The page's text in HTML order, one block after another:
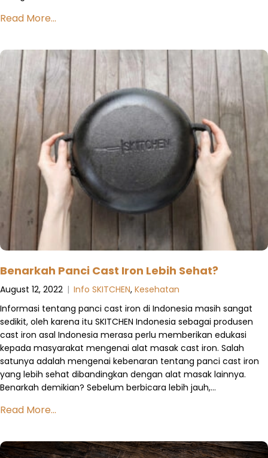
Read More...
Benarkah Panci Cast Iron Lebih Sehat?
August 12, 2022 | Info SKITCHEN, Kesehatan
Informasi tentang panci cast iron di Indonesia masih sangat
sedikit, oleh karena itu SKITCHEN Indonesia sebagai produsen
cast iron asal Indonesia merasa perlu memberikan edukasi
kepada masyarakat mengenai alat masak cast iron. Salah
satunya adalah mengenai kebenaran tentang panci cast iron
yang lebih sehat dibandingkan dengan alat masak lainnya.
Benarkah demikian? Sebelum berbicara lebih jauh,…
Read More...